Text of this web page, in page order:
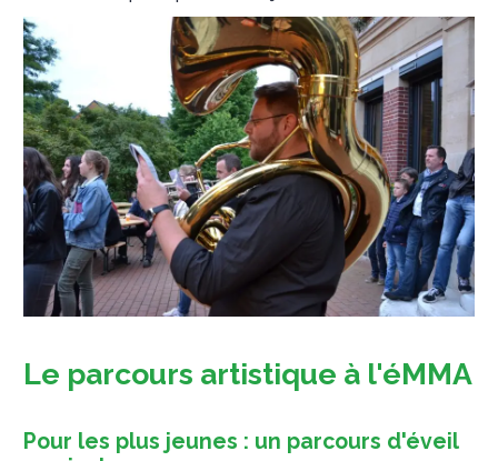
Le parcours artistique à l'éMMA
Pour les plus jeunes : un parcours d'éveil